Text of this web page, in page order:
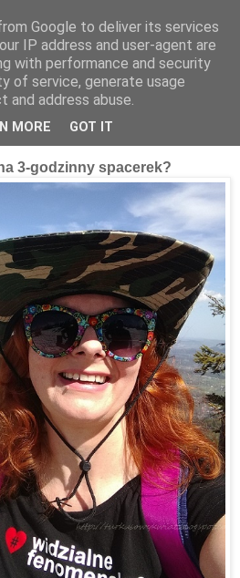
na Śnieżkę !
3-godzinny spacerek?
Google to deliver its services
IP address and user-agent are
with performance and security
of service, generate usage
address abuse.
MORE GOT IT